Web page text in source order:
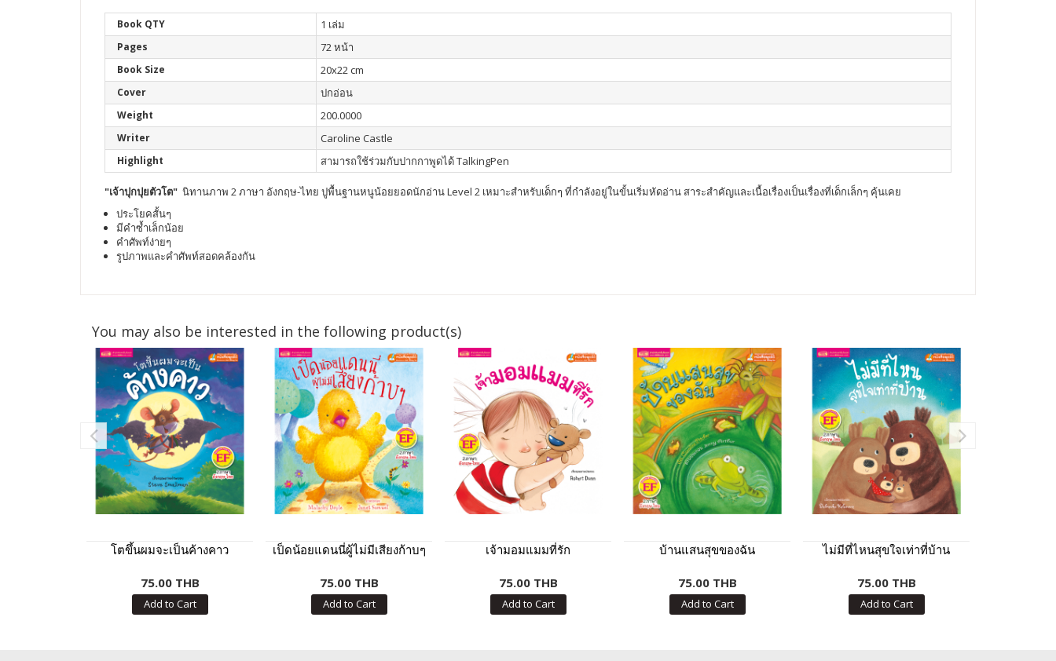
Book QTY 1 เล่ม
Pages 72 หน้า
Book Size 20x22 cm
Cover ปกอ่อน
Weight 200.0000
Writer Caroline Castle
Highlight สามารถใช้ร่วมกับปากกาพูดได้ TalkingPen
"เจ้าปุกปุยตัวโต" นิทานภาพ 2 ภาษา อังกฤษ-ไทย ปูพื้นฐานหนูน้อยยอดนักอ่าน Level 2 เหมาะสำหรับเด็กๆ ที่กำลังอยู่ในขั้นเริ่มหัดอ่าน สาระสำคัญและเนื้อเรื่องเป็นเรื่องที่เด็กเล็กๆ คุ้นเคย
ประโยคสั้นๆ
มีคำซ้ำเล็กน้อย
คำศัพท์ง่ายๆ
รูปภาพและคำศัพท์สอดคล้องกัน
You may also be interested in the following product(s)
โตขึ้นผมจะเป็นค้างคาว
75.00 THB
Add to Cart
เป็ดน้อยแดนนี่ผู้ไม่มีเสียงก้าบๆ
75.00 THB
Add to Cart
เจ้ามอมแมมที่รัก
75.00 THB
Add to Cart
บ้านแสนสุขของฉัน
75.00 THB
Add to Cart
ไม่มีที่ไหนสุขใจเท่าที่บ้าน
75.00 THB
Add to Cart